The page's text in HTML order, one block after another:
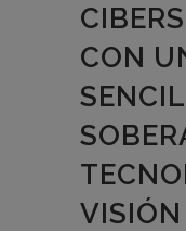
CON
VISIÓN